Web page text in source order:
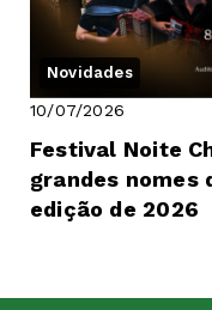
Novidades
10/07/2026
Festival Noite
grandes nomes
edição de 2026